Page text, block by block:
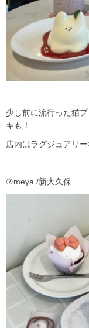
少し前に流行った猫
キも！
店内はラグジュアリ
⑦meya /新大久保